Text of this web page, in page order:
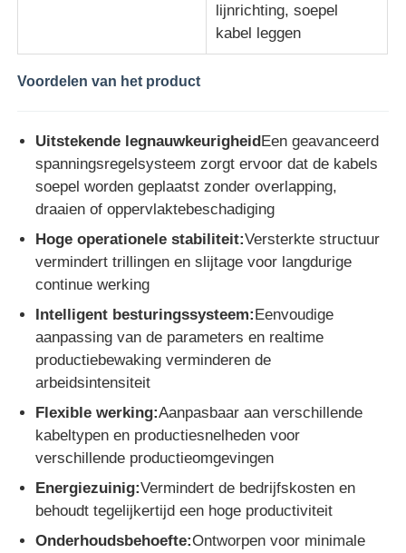
lijnrichting, soepel
kabel leggen
Voordelen van het product
Uitstekende legnauwkeurigheidEen geavanceerd
spanningsregelsysteem zorgt ervoor dat de kabels
soepel worden geplaatst zonder overlapping,
draaien of oppervlaktebeschadiging
Hoge operationele stabiliteit:Versterkte structuur
vermindert trillingen en slijtage voor langdurige
continue werking
Intelligent besturingssysteem:Eenvoudige
aanpassing van de parameters en realtime
productiebewaking verminderen de
arbeidsintensiteit
Flexible werking:Aanpasbaar aan verschillende
kabeltypen en productiesnelheden voor
verschillende productieomgevingen
Energiezuinig:Vermindert de bedrijfskosten en
behoudt tegelijkertijd een hoge productiviteit
Onderhoudsbehoefte:Ontworpen voor minimale